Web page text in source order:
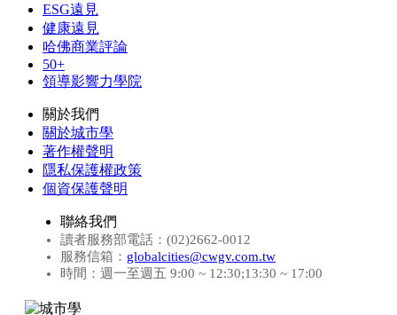
ESG遠見
健康遠見
哈佛商業評論
50+
領導影響力學院
關於我們
關於城市學
著作權聲明
隱私保護權政策
個資保護聲明
聯絡我們
讀者服務部電話：(02)2662-0012
服務信箱： globalcities@cwgv.com.tw
時間：週一至週五 9:00 ~ 12:30;13:30 ~ 17:00